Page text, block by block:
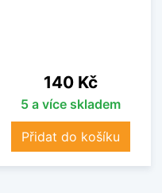
Cena
140 Kč
5 a více skladem
Přidat do košíku